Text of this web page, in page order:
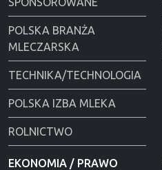
POLSKA BRANŻA
MLECZARSKA
TECHNIKA/TECHNOLOGIA
POLSKA IZBA MLEKA
ROLNICTWO
EKONOMIA / PRAWO